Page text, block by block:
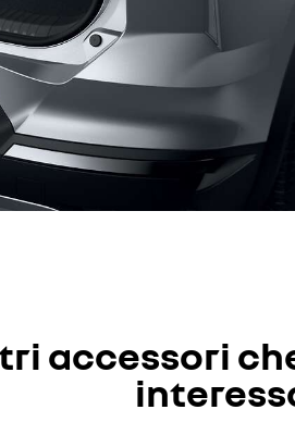
accessori